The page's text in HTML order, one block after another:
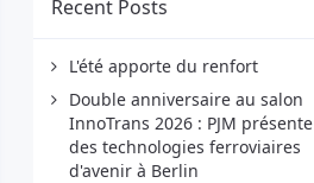
Recent Posts
L'été apporte du renfort
Double anniversaire au salon
InnoTrans 2026 : PJM présente
des technologies ferroviaires
d'avenir à Berlin